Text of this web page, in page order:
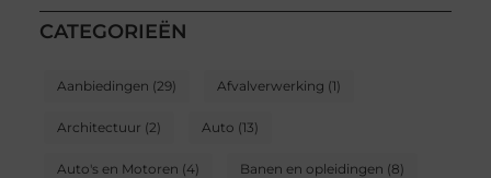
CATEGORIEËN
Aanbiedingen (29) Afvalverwerking (1)
Architectuur (2) Auto (13)
Auto's en Motoren (4) Banen en opleidingen (8)